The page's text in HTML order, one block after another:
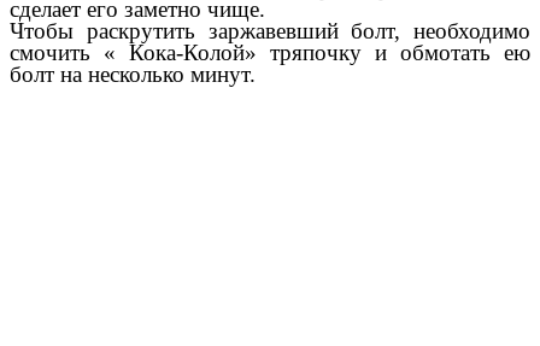
сделает его заметно чище.
Чтобы раскрутить заржавевший болт, необходимо
смочить « Кока-Колой» тряпочку и обмотать ею
болт на несколько минут.